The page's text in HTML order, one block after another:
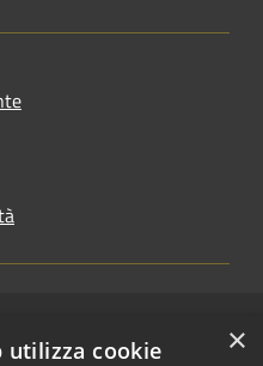
Copyright © 2026 • Comune di×
utilizza cookie